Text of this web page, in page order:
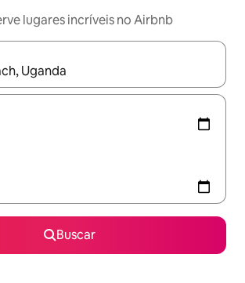
lugares incríveis no Airbnb
estiverem disponíveis, explore-os
Buscar